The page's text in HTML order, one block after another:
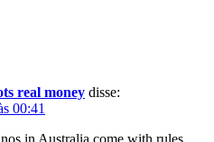
real money disse:
00:41
in Australia come with rules.